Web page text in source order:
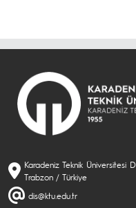
Karadeniz Teknik Üniversitesi
Trabzon / Türkiye
dis@ktu.edu.tr